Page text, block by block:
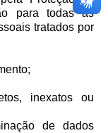
para todas as
tratados por
inexatos ou
de dados